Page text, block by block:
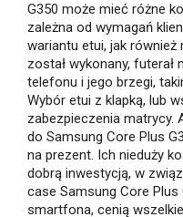
G350 może mieć różne
zależna od wymagań
wariantu etui, jak również
został wykonany, futerał
telefonu i jego brzegi,
Wybór etui z klapką, lub
zabezpieczenia matrycy.
do Samsung Core Plus
na prezent. Ich nieduży
dobrą inwestycją, w
case Samsung Core
smartfona, cenią